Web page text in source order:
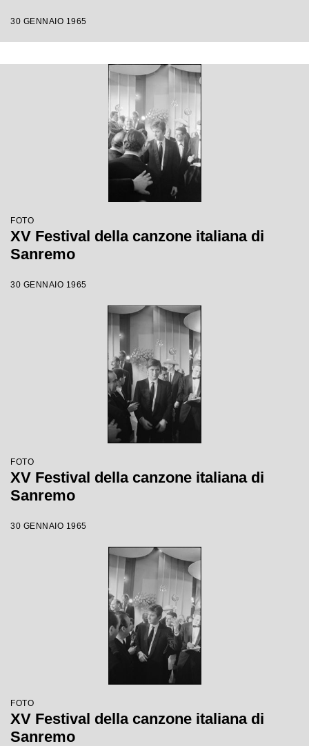
30 GENNAIO 1965
FOTO
XV Festival della canzone italiana di
Sanremo
30 GENNAIO 1965
FOTO
XV Festival della canzone italiana di
Sanremo
30 GENNAIO 1965
FOTO
XV Festival della canzone italiana di
Sanremo